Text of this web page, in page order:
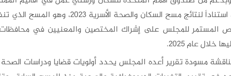
للمجلس على إشراك المختصين والمعنيين في محافظات
عام 2025.